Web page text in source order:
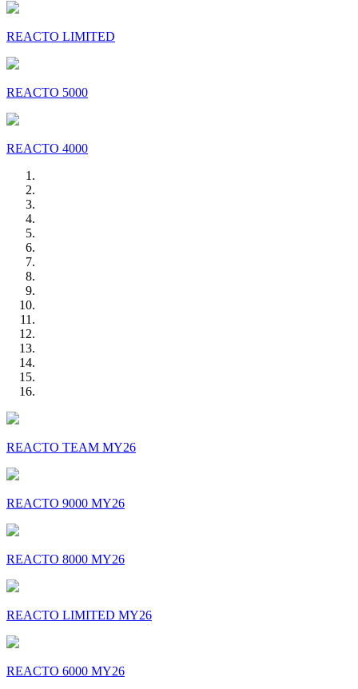
REACTO LIMITED
REACTO 5000
REACTO 4000
REACTO TEAM MY26
REACTO 9000 MY26
REACTO 8000 MY26
REACTO LIMITED MY26
REACTO 6000 MY26